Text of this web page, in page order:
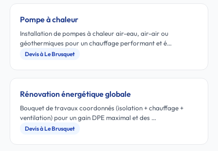
Pompe à chaleur
Installation de pompes à chaleur air-eau, air-air ou
géothermiques pour un chauffage performant et é…
Devis à Le Brusquet
Rénovation énergétique globale
Bouquet de travaux coordonnés (isolation + chauffage +
ventilation) pour un gain DPE maximal et des …
Devis à Le Brusquet